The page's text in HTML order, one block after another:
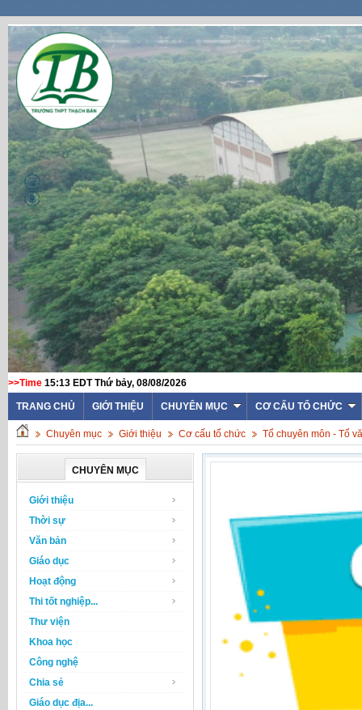
>>Time 15:13 EDT Thứ bảy, 08/08/2026
TRANG CHỦ
GIỚI THIỆU CHUYÊN MỤC CƠ CẤU TỔ CHỨC
Chuyên mục Giới thiệu Cơ cấu tổ chức Tổ chuyên môn - Tổ
CHUYÊN MỤC
Giới thiệu
Thời sự
Văn bản
Giáo dục
Hoạt động
Thi tốt nghiệp...
Thư viện
Khoa học
Công nghệ
Chia sẻ
Giáo dục địa...